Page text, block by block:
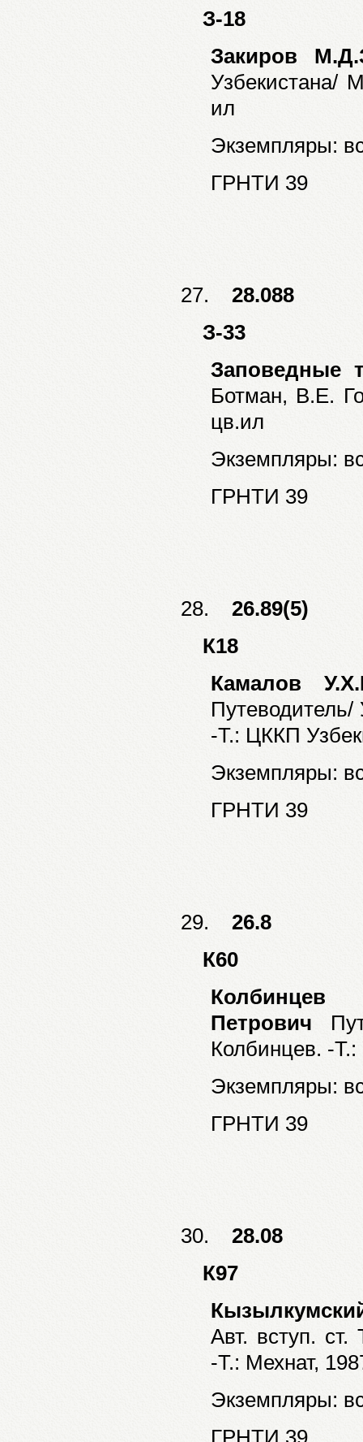
З-18
Закиров
Узбекистана/
ил
Экземпляры:
ГРНТИ 39
27.28.088
З-33
Заповедные
Ботман, В.Е.
цв.ил
Экземпляры:
ГРНТИ 39
28.26.89(5)
К18
Камалов
-Т.: ЦККП
Экземпляры:
ГРНТИ 39
29.26.8
К60
Петрович
Колбинцев. -Т.:
Экземпляры:
ГРНТИ 39
30.28.08
К97
Авт. вступ.
-Т.: Мехнат,
Экземпляры:
ГРНТИ 39